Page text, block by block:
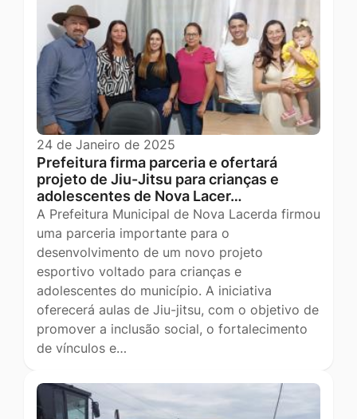
24 de Janeiro de 2025
Prefeitura firma parceria e ofertará
projeto de Jiu-Jitsu para crianças e
adolescentes de Nova Lacer…
A Prefeitura Municipal de Nova Lacerda firmou
uma parceria importante para o
desenvolvimento de um novo projeto
esportivo voltado para crianças e
adolescentes do município. A iniciativa
oferecerá aulas de Jiu-jitsu, com o objetivo de
promover a inclusão social, o fortalecimento
de vínculos e…